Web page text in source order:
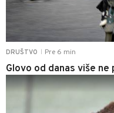
DRUŠTVO Pre 6 min
Glovo od danas više ne